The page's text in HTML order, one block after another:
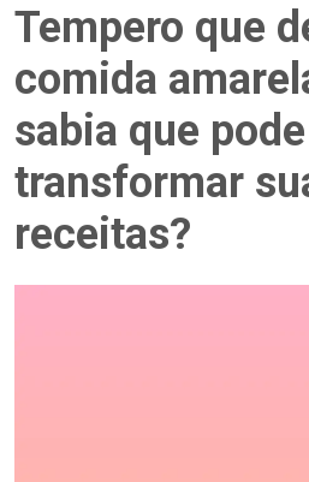
Tempero que
comida
sabia que pode
transformar
receitas?